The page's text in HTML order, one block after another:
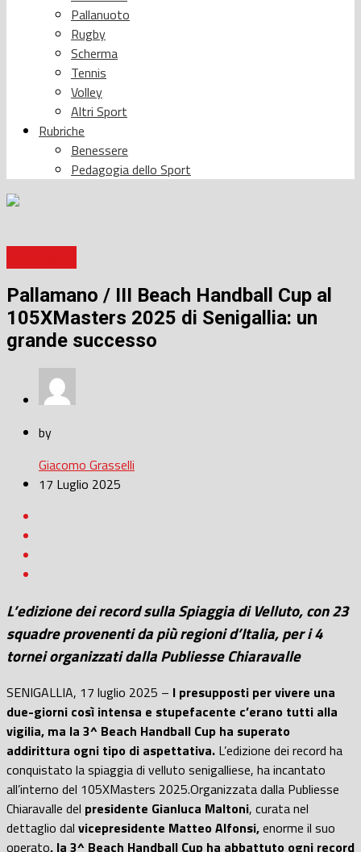
Pallanuoto
Rugby
Scherma
Tennis
Volley
Altri Sport
Rubriche
Benessere
Pedagogia dello Sport
Pallamano / III Beach Handball Cup al
105XMasters 2025 di Senigallia: un
grande successo
by
Giacomo Grasselli
17 Luglio 2025
L’edizione dei record sulla Spiaggia di Velluto, con 23
squadre provenenti da più regioni d’Italia, per i 4
tornei organizzati dalla Publiesse Chiaravalle
SENIGALLIA, 17 luglio 2025 – I presupposti per vivere una
due-giorni così intensa e stupefacente c’erano tutti alla
vigilia, ma la 3^ Beach Handball Cup ha superato
addirittura ogni tipo di aspettativa. L’edizione dei record ha
conquistato la spiaggia di velluto senigalliese, ha incantato
all’interno del 105XMasters 2025.Organizzata dalla Publiesse
Chiaravalle del presidente Gianluca Maltoni, curata nel
dettaglio dal vicepresidente Matteo Alfonsi,enorme il suo
operato, la 3^ Beach Handball Cup ha abbattuto ogni record